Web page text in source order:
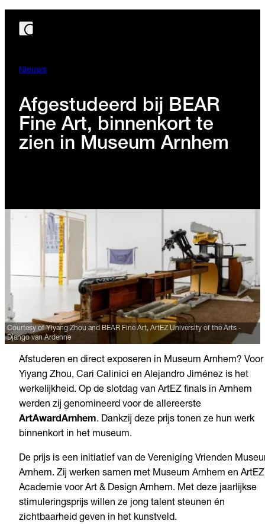
Nieuws
Afgestudeerd bij BEAR
Fine Art, binnenkort te
zien in Museum Arnhem
Courtesy of Yiyang Zhou and BEAR Fine Art, ArtEZ University of the Arts -
Django van Ardenne
Afstuderen en direct exposeren in Museum Arnhem? Voor
Yiyang Zhou, Cari Calinici en Alejandro Jiménez is het
werkelijkheid. Op de slotdag van ArtEZ finals in Arnhem
werden zij genomineerd voor de allereerste
ArtAwardArnhem. Dankzij deze prijs tonen ze hun werk
binnenkort in het museum.
De prijs is een initiatief van de Vereniging Vrienden
Arnhem. Zij werken samen met Museum Arnhem en ArtEZ
Academie voor Art & Design Arnhem. Met deze jaarlijkse
stimuleringsprijs willen ze jong talent steunen én
zichtbaarheid geven in het kunstveld.